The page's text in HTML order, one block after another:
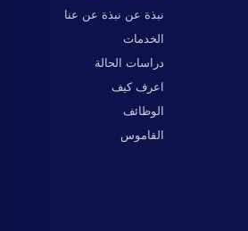
نبذة عن نبذة عن عنا
الخدمات
دراسات الحالة
اعرف كيف
الوظائف
القاموس